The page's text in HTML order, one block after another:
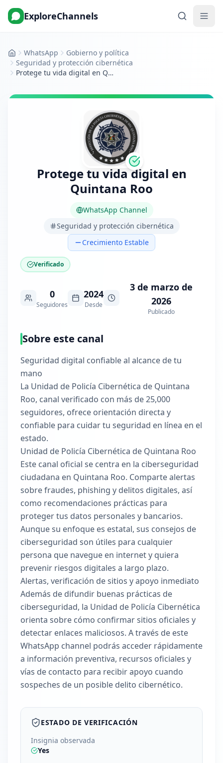
ExploreChannels
InicioWhatsApp
Gobierno y política
Seguridad y protección cibernética
Protege tu vida digital en Quintana Roo
Protege tu vida digital en
Quintana Roo
WhatsApp Channel
Seguridad y protección cibernética
Crecimiento Estable
Verificado
0
Seguidores
2024
Desde
3 de marzo de
2026
Publicado
Sobre este canal
Seguridad digital confiable al alcance de tu
mano
La Unidad de Policía Cibernética de Quintana
Roo, canal verificado con más de 25,000
seguidores, ofrece orientación directa y
confiable para cuidar tu seguridad en línea en el
estado.
Unidad de Policía Cibernética de Quintana Roo
Este canal oficial se centra en la ciberseguridad
ciudadana en Quintana Roo. Comparte alertas
sobre fraudes, phishing y delitos digitales, así
como recomendaciones prácticas para
proteger tus datos personales y bancarios.
Aunque su enfoque es estatal, sus consejos de
ciberseguridad son útiles para cualquier
persona que navegue en internet y quiera
prevenir riesgos digitales a largo plazo.
Alertas, verificación de sitios y apoyo inmediato
Además de difundir buenas prácticas de
ciberseguridad, la Unidad de Policía Cibernética
orienta sobre cómo confirmar sitios oficiales y
detectar enlaces maliciosos. A través de este
WhatsApp channel podrás acceder rápidamente
a información preventiva, recursos oficiales y
vías de contacto para recibir apoyo cuando
sospeches de un posible delito cibernético.
ESTADO DE VERIFICACIÓN
Insignia observada
Yes